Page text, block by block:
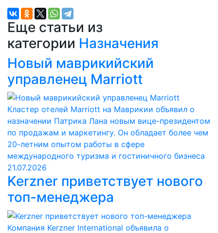
Еще статьи из
категории Назначения
Новый маврикийский
управленец Marriott
Кластер отелей Marriott на Маврикии объявил о
назначении Патрика Лана новым вице-президентом
по продажам и маркетингу. Он обладает более чем
20-летним опытом работы в сфере
международного туризма и гостиничного бизнеса
21.07.2026
Kerzner приветствует нового
топ-менеджера
Компания Kerzner International объявила о